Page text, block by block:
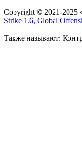
Copyright © 2021-2025
Strike 1.6, Global
Также называют: